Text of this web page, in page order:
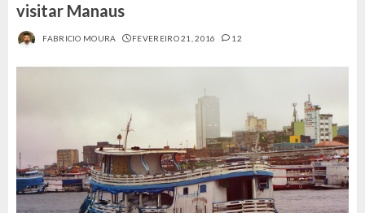
visitar Manaus
FABRICIO MOURA FEVEREIRO 21, 2016 12